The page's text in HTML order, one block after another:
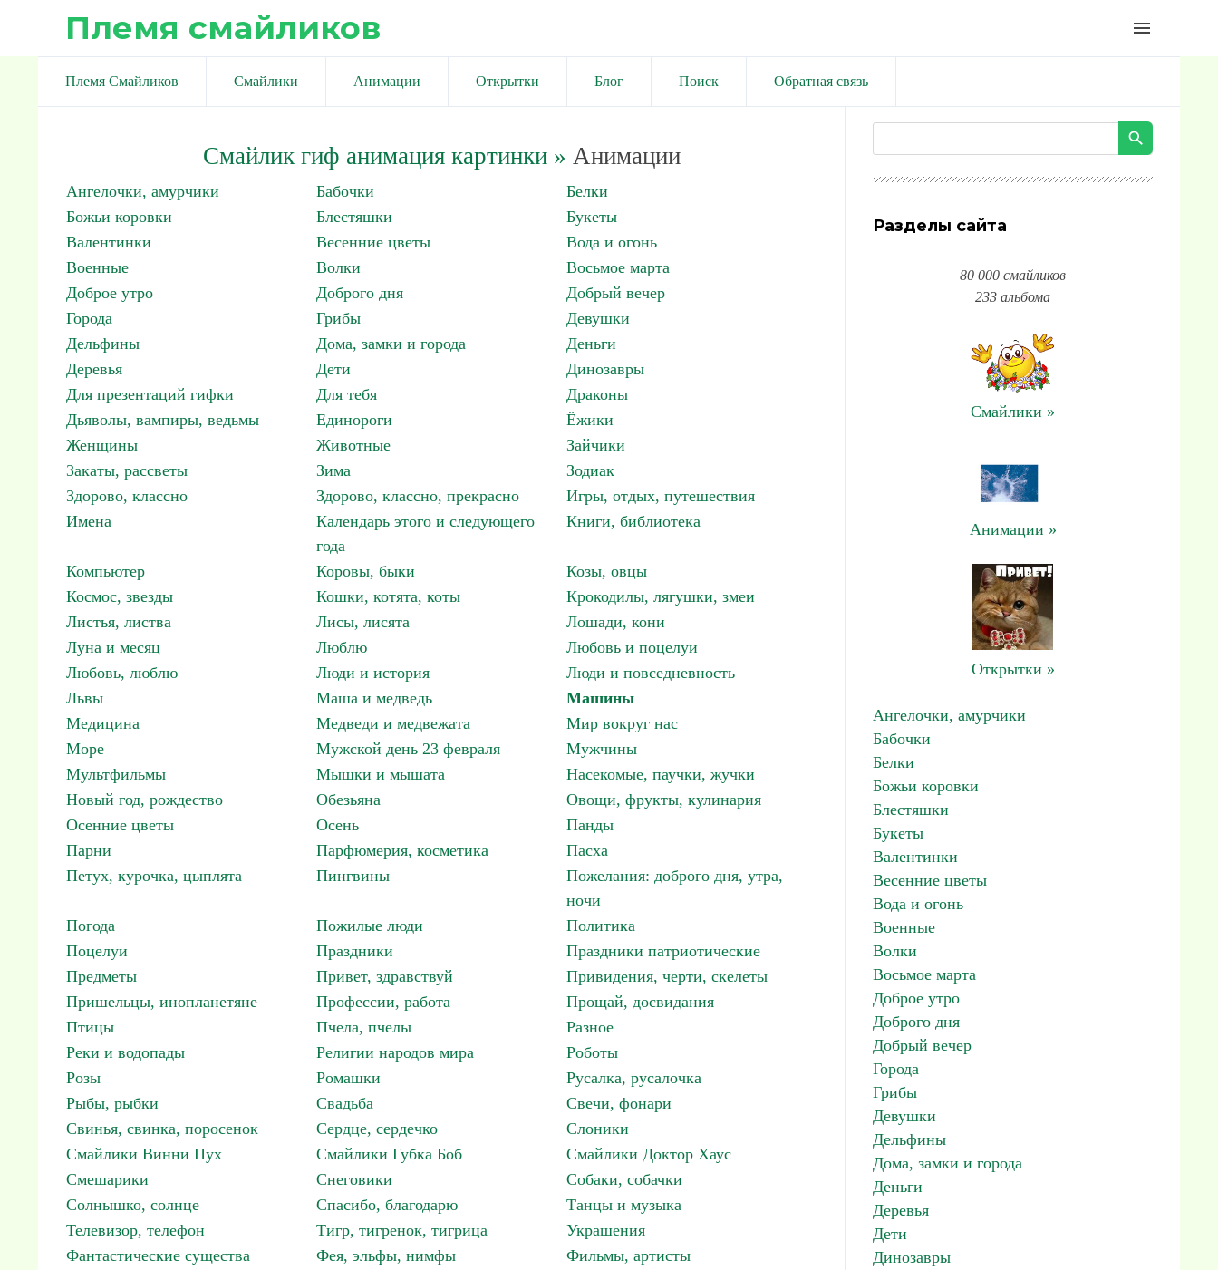
Племя смайликов menu
Племя Смайликов Смайлики Анимации Открытки Блог Поиск Обратная связь
Смайлик гиф анимация картинки» Анимации
Ангелочки, амурчики Бабочки
Белки
Божьи коровки
Блестяшки
Букеты
Валентинки
Весенние цветы
Вода и огонь
Военные
Волки
Восьмое марта
Доброе утро
Доброго дня
Добрый вечер
Города
Грибы
Девушки
Дельфины
Дома, замки и города
Деньги
Деревья
Дети
Динозавры
Для презентаций гифки
Для тебя
Драконы
Дьяволы, вампиры, ведьмы
Единороги
Ёжики
Женщины
Животные
Зайчики
Закаты, рассветы
Зима
Зодиак
Здорово, классно
Здорово, классно, прекрасно
Игры, отдых, путешествия
Имена
Календарь этого и следующего
года
Книги, библиотека
Компьютер Коровы, быки
Козы, овцы
Космос, звезды
Кошки, котята, коты
Крокодилы, лягушки, змеи
Листья, листва
Лисы, лисята
Лошади, кони
Луна и месяц
Люблю
Любовь и поцелуи
Любовь, люблю
Люди и история
Люди и повседневность
Львы
Маша и медведь
Машины
Медицина
Медведи и медвежата
Мир вокруг нас
Море
Мужской день 23 февраля
Мужчины
Мультфильмы
Мышки и мышата
Насекомые, паучки, жучки
Новый год, рождество
Обезьяна
Овощи, фрукты, кулинария
Осенние цветы
Осень
Панды
Парни
Парфюмерия, косметика
Пасха
Петух, курочка, цыплята
Пингвины
Пожелания: доброго дня, утра,
ночи
Погода
Пожилые люди
Политика
Поцелуи
Праздники
Праздники патриотические
Предметы
Привет, здравствуй
Привидения, черти, скелеты
Пришельцы, инопланетяне
Профессии, работа
Прощай, досвидания
Птицы
Пчела, пчелы
Разное
Реки и водопады
Религии народов мира
Роботы
Розы
Ромашки
Русалка, русалочка
Рыбы, рыбки
Свадьба
Свечи, фонари
Свинья, свинка, поросенок
Сердце, сердечко
Слоники
Смайлики Винни Пух
Смайлики Губка Боб
Смайлики Доктор Хаус
Смешарики
Снеговики
Собаки, собачки
Солнышко, солнце
Спасибо, благодарю
Танцы и музыка
Телевизор, телефон
Тигр, тигренок, тигрица
Украшения
Фантастические существа
Фея, эльфы, нимфы
Фильмы, артисты
Разделы сайта
80 000 смайликов
233 альбома
Смайлики »
Анимации »
Открытки »
Ангелочки, амурчики
Бабочки
Белки
Божьи коровки
Блестяшки
Букеты
Валентинки
Весенние цветы
Вода и огонь
Военные
Волки
Восьмое марта
Доброе утро
Доброго дня
Добрый вечер
Города
Грибы
Девушки
Дельфины
Дома, замки и города
Деньги
Деревья
Дети
Динозавры